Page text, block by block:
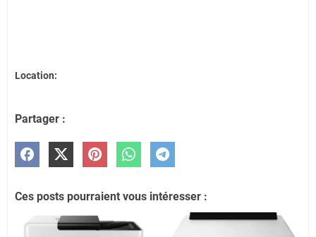
Location:
Partager :
Ces posts pourraient vous intéresser :